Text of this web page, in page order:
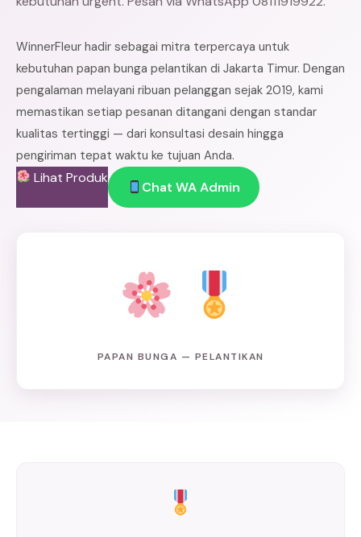
WinnerFleur hadir sebagai mitra terpercaya untuk
kebutuhan papan bunga pelantikan di Jakarta Timur. Dengan
pengalaman melayani ribuan pelanggan sejak 2019, kami
memastikan setiap pesanan ditangani dengan standar
kualitas tertinggi — dari konsultasi desain hingga
pengiriman tepat waktu ke tujuan Anda.
Lihat Produk
Chat WA Admin
PAPAN BUNGA — PELANTIKAN